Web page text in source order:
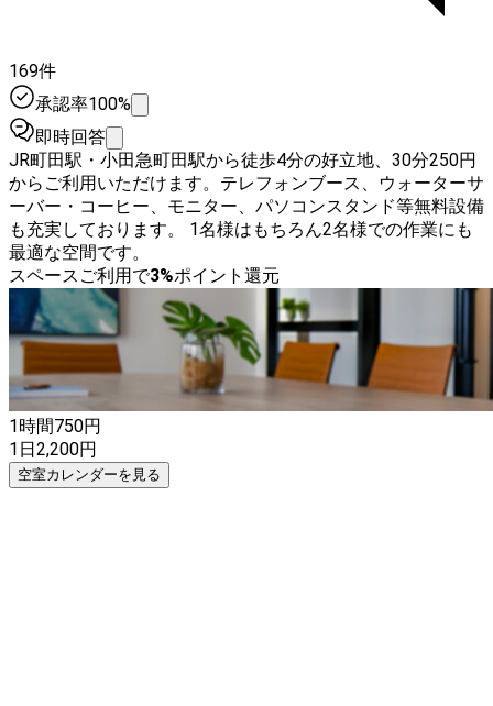
169件
承認率100%
即時回答
JR町田駅・小田急町田駅から徒歩4分の好立地、30分250円
からご利用いただけます。テレフォンブース、ウォーターサ
ーバー・コーヒー、モニター、パソコンスタンド等無料設備
も充実しております。 1名様はもちろん2名様での作業にも
最適な空間です。
スペースご利用で3%ポイント還元
1時間750円
1日2,200円
空室カレンダーを見る